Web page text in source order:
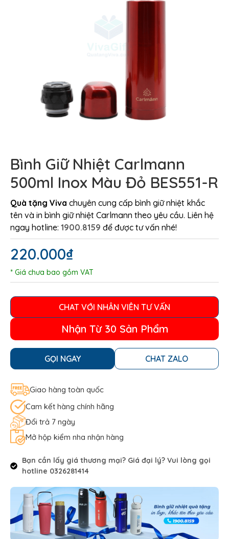
Bình Giữ Nhiệt Carlmann
500ml Inox Màu Đỏ BES551-R
Quà tặng Viva chuyên cung cấp bình giữ nhiệt khắc
tên và in bình giữ nhiệt Carlmann theo yêu cầu. Liên hệ
ngay hotline: 1900.8159 để được tư vấn nhé!
220.000₫
* Giá chưa bao gồm VAT
CHAT VỚI NHÂN VIÊN TƯ VẤN
Nhận Từ 30 Sản Phẩm
GỌI NGAY CHAT ZALO
Giao hàng toàn quốc
Cam kết hàng chính hãng
Đổi trả 7 ngày
Mở hộp kiểm nha nhận hàng
Bạn cần lấy giá thương mại? Giá đại lý? Vui lòng gọi
hotline 0326281414